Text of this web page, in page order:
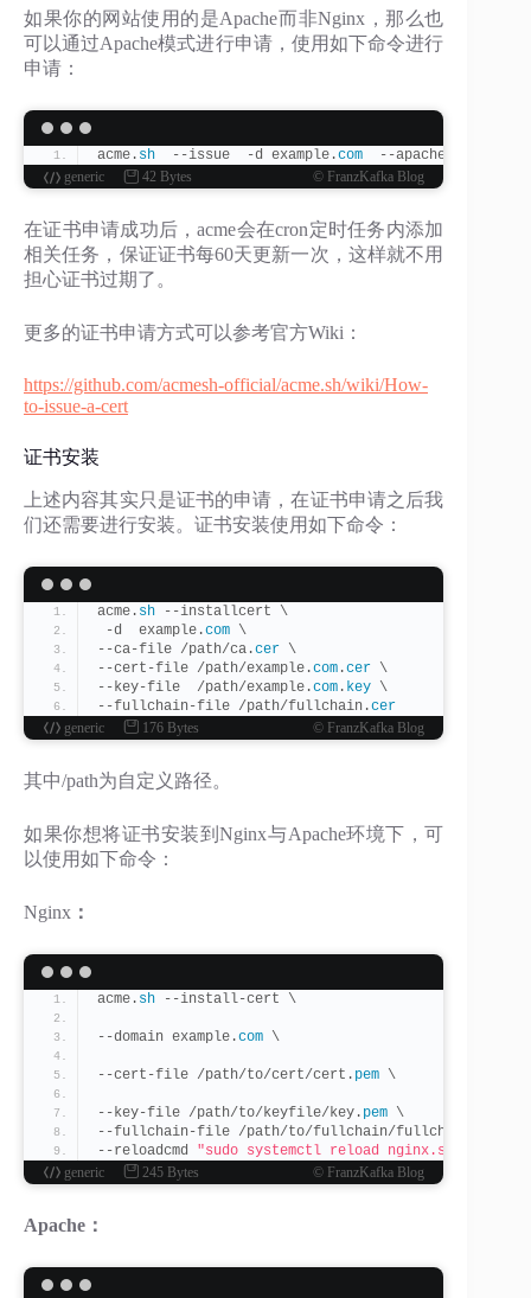
如果你的网站使用的是Apache而非Nginx，那么也
可以通过Apache模式进行申请，使用如下命令进行
申请：
acme. sh
  --issue  -d example.
com
  --apache
generic
42 Bytes © FranzKafka Blog
在证书申请成功后，acme会在cron定时任务内添加
相关任务，保证证书每60天更新一次，这样就不用
担心证书过期了。
更多的证书申请方式可以参考官方Wiki：
https://github.com/acmesh-official/acme.sh/wiki/How-
to-issue-a-cert
证书安装
上述内容其实只是证书的申请，在证书申请之后我
们还需要进行安装。证书安装使用如下命令：
acme. sh --installcert \
-d  example.com \
--ca-file /path/ca.cer \
--cert-file /path/example.com .cer \
--key-file  /path/example.com . key \
--fullchain-file /path/fullchain.cer
generic
176 Bytes © FranzKafka Blog
其中/path为自定义路径。
如果你想将证书安装到Nginx与Apache环境下，可
以使用如下命令：
Nginx ：
acme. sh --install-cert \
--domain example.com \
--cert-file /path/to/cert/cert. pem \
--key-file /path/to/keyfile/key. pem \
--fullchain-file /path/to/fullchain/fullchain.
--reloadcmd "sudo systemctl reload nginx.service"
generic
245 Bytes © FranzKafka Blog
Apache：